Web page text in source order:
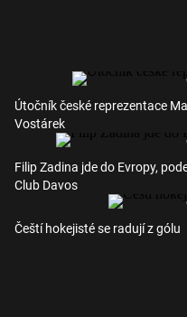
Útočník české reprezentace
Vostárek
Filip Zadina jde do Evropy,
Club Davos
Čeští hokejisté se radují z gólu